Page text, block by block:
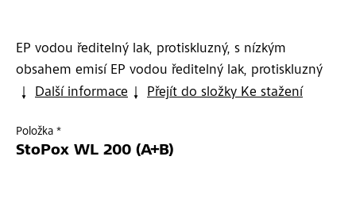
EP vodou ředitelný lak, protiskluzný, s nízkým
obsahem emisí EP vodou ředitelný lak, protiskluzný
Další informace
Přejít do složky Ke stažení
Položka *
StoPox WL 200 (A+B)